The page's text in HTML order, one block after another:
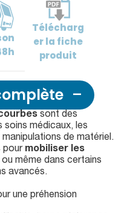
Télécharg
erla fiche
produit
sont des
soins médicaux, les
de matériel.
pour mobiliser les
ou même dans certains
avancés.
une préhension